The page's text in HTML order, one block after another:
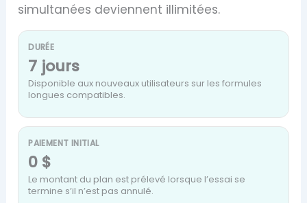
simultanées deviennent illimitées.
DURÉE
7 jours
Disponible aux nouveaux utilisateurs sur les formules
longues compatibles.
PAIEMENT INITIAL
0 $
Le montant du plan est prélevé lorsque l’essai se
termine s’il n’est pas annulé.